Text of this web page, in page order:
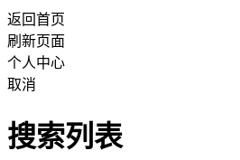
返回首页
刷新页面
个人中心
取消
搜索列表